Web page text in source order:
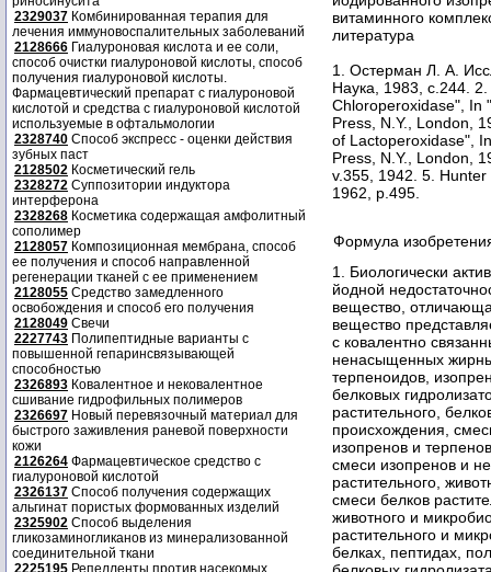
2329037 Комбинированная терапия для
лечения иммуновоспалительных заболеваний
2128666 Гиалуроновая кислота и ее соли,
способ очистки гиалуроновой кислоты, способ
получения гиалуроновой кислоты.
Фармацевтический препарат с гиалуроновой
кислотой и средства с гиалуроновой кислотой
используемые в офтальмологии
2328740 Способ экспресс - оценки действия
зубных паст
2128502 Косметический гель
2328272 Суппозитории индуктора
интерферона
2328268 Косметика содержащая амфолитный
сополимер
2128057 Композиционная мембрана, способ
ее получения и способ направленной
регенерации тканей с ее применением
2128055 Средство замедленного
освобождения и способ его получения
2128049 Свечи
2227743 Полипептидные варианты с
повышенной гепаринсвязывающей
способностью
2326893 Ковалентное и нековалентное
сшивание гидрофильных полимеров
2326697 Новый перевязочный материал для
быстрого заживления раневой поверхности
кожи
2126264 Фармацевтическое средство с
гиалуроновой кислотой
2326137 Способ получения содержащих
альгинат пористых формованных изделий
2325902 Способ выделения
гликозаминогликанов из минерализованной
соединительной ткани
2225195 Репелленты против насекомых
1. Остерман Л. А.
Наука, 1983, с.244.
Chloroperoxidase", In
Press, N.Y., London,
of Lactoperoxidase",
Press, N.Y., London,
v.355, 1942. 5.
1962, p.495.
Формула
1. Биологически
йодной
вещество,
вещество
с ковалентно
ненасыщенных
терпеноидов,
белковых
растительного,
происхождения,
изопренов и
смеси изопренов и
растительного,
смеси белков
животного и
растительного и
белках, пептидах,